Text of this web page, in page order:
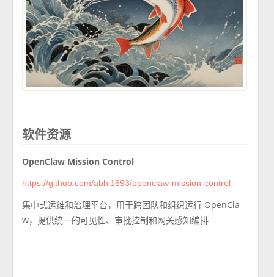
软件资源
OpenClaw Mission Control
https://github.com/abhi1693/openclaw-mission-control
集中式运维和治理平台，用于跨团队和组织运行 OpenCla
w，提供统一的可见性、审批控制和网关感知编排